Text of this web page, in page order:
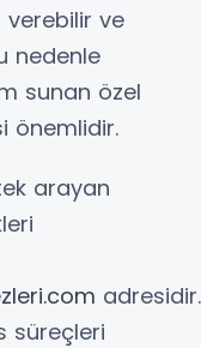
verebilir ve
nedenle
sunan özel
önemlidir.
arayan
adresidir.
süreçleri